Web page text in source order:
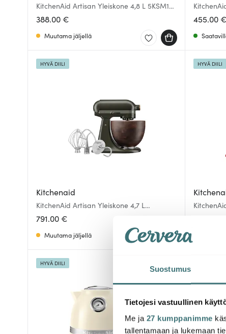
Suostumus
Tietojesi vastuullinen
Me ja 27 kumppanimme
tallentamaan ja lukemaan
KitchenAid Artisan Yleiskone 4,8 L 5KSM125
Fresh Linen
388.00 €
Muutama jäljellä
455.00 €
Kitchenaid
KitchenAid Artisan Yleiskone 4,7 L
Evergreen
791.00 €
HYVÄ DIILI
Muutama jäljellä
HYVÄ DIILI
HYVÄ DIILI